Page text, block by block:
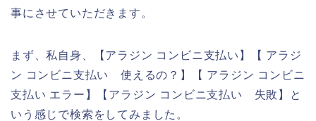
事にさせていただきます。
まず、私自身、【アラジン コンビニ支払い】【 アラジ
ン コンビニ支払い 使えるの？】【 アラジン コンビニ
支払い エラー】【アラジン コンビニ支払い 失敗】と
いう感じで検索をしてみました。